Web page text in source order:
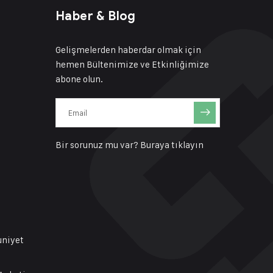
Haber & Blog
Gelişmelerden haberdar olmak için
hemen Bültenimize ve Etkinliğimize
abone olun.
Bir sorunuz mu var? Buraya tıklayın